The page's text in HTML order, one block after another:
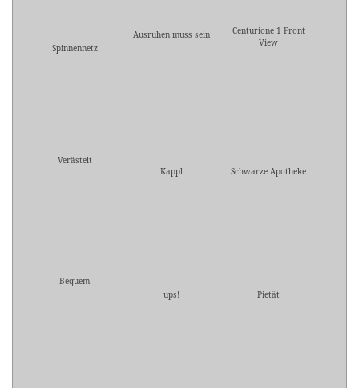
Spinnennetz
Ausruhen muss sein
Centurione 1 Front
View
Verästelt
Kappl
Schwarze Apotheke
Bequem
ups!
Pietät